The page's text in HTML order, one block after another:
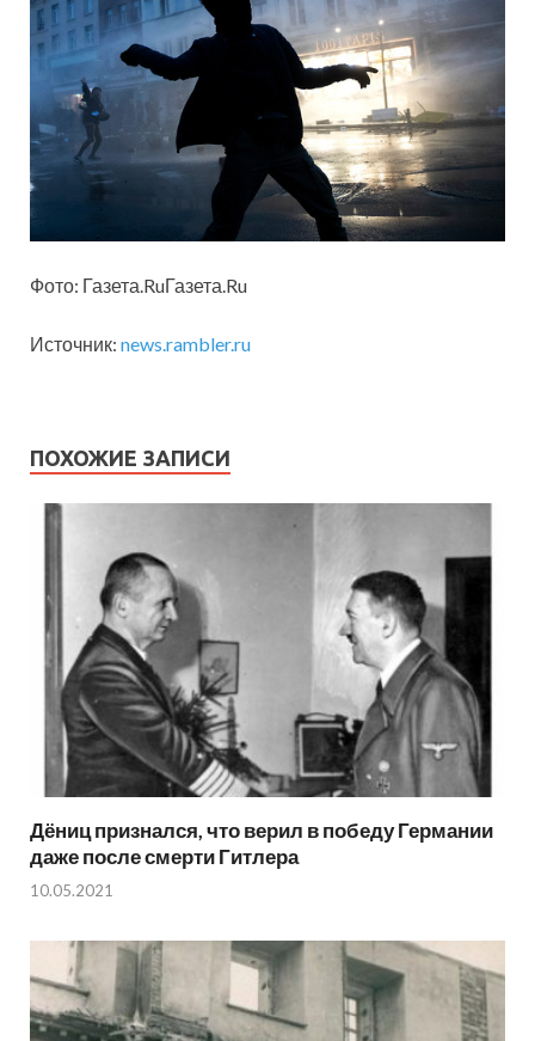
Фото: Газета.RuГазета.Ru
Источник: news.rambler.ru
ПОХОЖИЕ ЗАПИСИ
Дёниц признался, что верил в победу Германии
даже после смерти Гитлера
10.05.2021